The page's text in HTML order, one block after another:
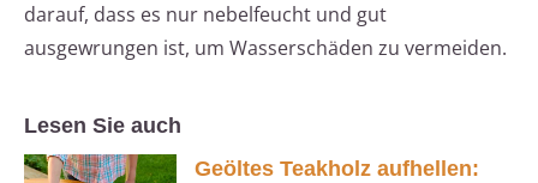
darauf, dass es nur nebelfeucht und gut
ausgewrungen ist, um Wasserschäden zu vermeiden.
Lesen Sie auch
Geöltes Teakholz aufhellen: